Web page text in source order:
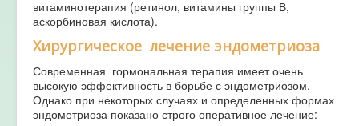
витаминотерапия (ретинол, витамины группы В,
аскорбиновая кислота).
Хирургическое лечение эндометриоза
Современная гормональная терапия имеет очень
высокую эффективность в борьбе с эндометриозом.
Однако при некоторых случаях и определенных формах
эндометриоза показано строго оперативное лечение: